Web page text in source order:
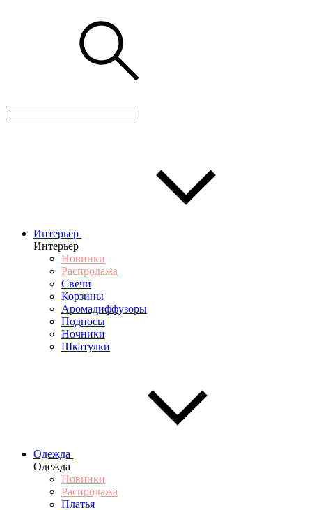
Интерьер
Интерьер
Новинки
Распродажа
Свечи
Корзины
Аромадиффузоры
Подносы
Ночники
Шкатулки
Одежда
Одежда
Новинки
Распродажа
Платья